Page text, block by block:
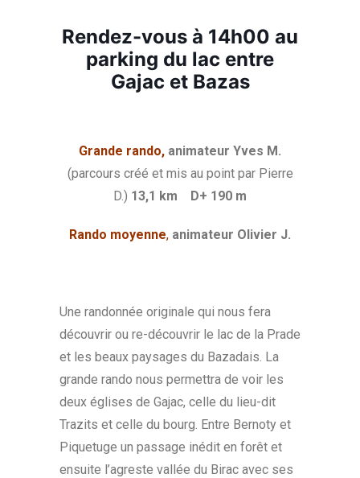
Rendez-vous à 14h00 au
parking du lac entre
Gajac et Bazas
Grande rando, animateur Yves M.
(parcours créé et mis au point par Pierre
D.) 13,1 km D+ 190 m
Rando moyenne, animateur Olivier J.
Une randonnée originale qui nous fera
découvrir ou re-découvrir le lac de la Prade
et les beaux paysages du Bazadais. La
grande rando nous permettra de voir les
deux églises de Gajac, celle du lieu-dit
Trazits et celle du bourg. Entre Bernoty et
Piquetuge un passage inédit en forêt et
ensuite l’agreste vallée du Birac avec ses